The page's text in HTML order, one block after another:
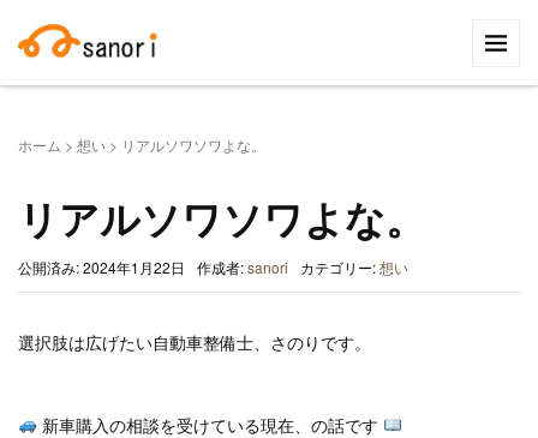
索:
ホーム > 想い > リアルソワソワよな。
リアルソワソワよな。
公開済み: 2024年1月22日 作成者:sanori カテゴリー:想い
選択肢は広げたい自動車整備士、さのりです。
新車購入の相談を受けている現在、の話です